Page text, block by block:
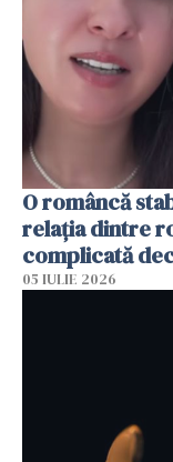
O româncă
relația dintre
complicată
05 IULIE 2026